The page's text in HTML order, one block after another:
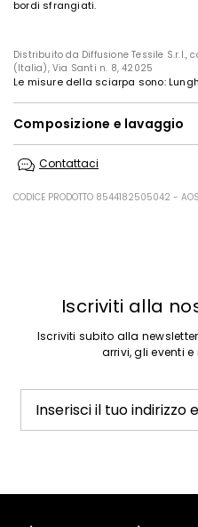
bordi sfrangiati.
Distribuito da Diffusione Tessile S.r.l.,
(Italia), Via Santi n. 8, 42025
Le misure della sciarpa sono:
Composizione e lavaggio
ferro tiepido max 120 gradi c;
Contattaci
CODICE PRODOTTO 8544182505042 -
Iscriviti alla
Iscriviti subito alla
arrivi, gli eventi
Inserisci il tuo indirizzo